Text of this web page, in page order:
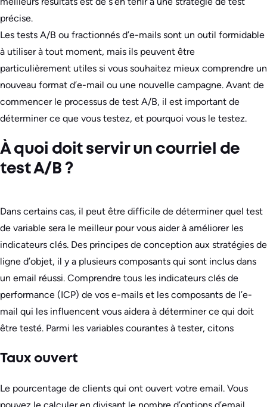
précise.
Les tests A/B ou fractionnés d’e-mails sont un outil formidable
à utiliser à tout moment, mais ils peuvent être
particulièrement utiles si vous souhaitez mieux comprendre un
nouveau format d’e-mail ou une nouvelle campagne. Avant de
commencer le processus de test A/B, il est important de
déterminer ce que vous testez, et pourquoi vous le testez.
À quoi doit servir un courriel de
test A/B ?
Dans certains cas, il peut être difficile de déterminer quel test
de variable sera le meilleur pour vous aider à améliorer les
indicateurs clés. Des principes de conception aux stratégies de
ligne d’objet, il y a plusieurs composants qui sont inclus dans
un email réussi. Comprendre tous les indicateurs clés de
performance (ICP) de vos e-mails et les composants de l’e-
mail qui les influencent vous aidera à déterminer ce qui doit
être testé. Parmi les variables courantes à tester, citons
Taux ouvert
Le pourcentage de clients qui ont ouvert votre email. Vous